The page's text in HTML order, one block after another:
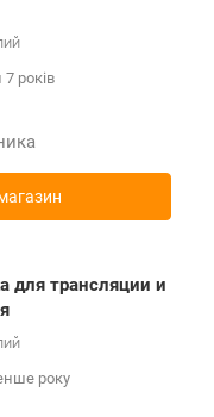
років
для трансляции и
року